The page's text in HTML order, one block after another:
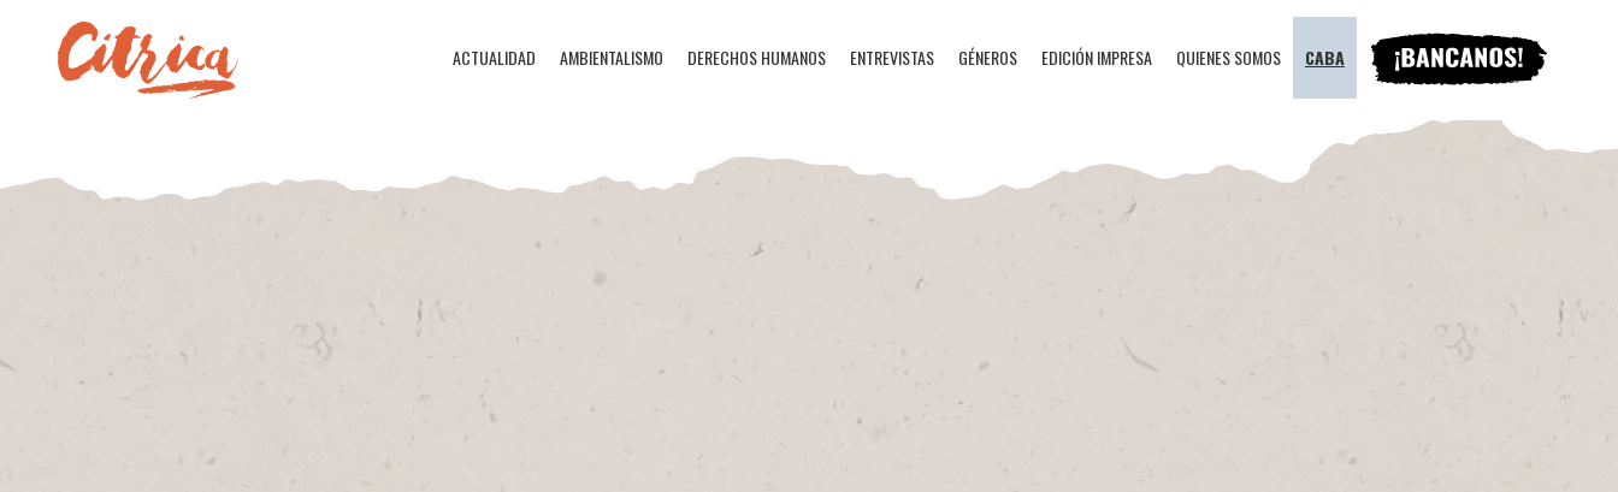
ACTUALIDAD AMBIENTALISMO DERECHOS HUMANOS ENTREVISTAS GÉNEROS EDICIÓN IMPRESA QUIENES SOMOS CABA